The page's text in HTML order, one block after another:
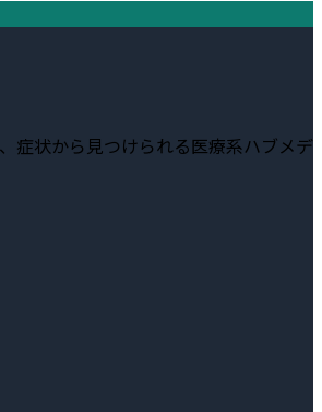
症状から見つけられる医療系ハブメデ